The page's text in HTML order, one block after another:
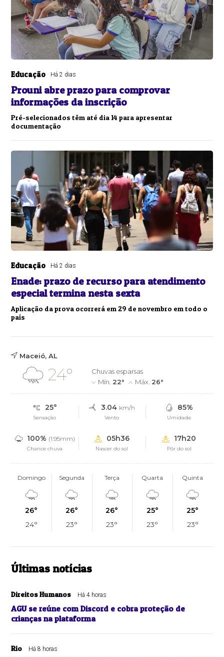
Educação Há 2 dias
Prouni abre prazo para comprovar
informações da inscrição
Pré-selecionados têm até dia 14 para apresentar
documentação
Educação Há 2 dias
Enade: prazo de recurso para atendimento
especial termina nesta sexta
Aplicação da prova ocorrerá em 29 de novembro em todo o
país
Maceió, AL
24°
Chuvas esparsas
Mín. 22° Máx. 26°
25°
Sensação
3.04 km/h
Vento
85%
Umidade
100% (1.95mm)
Chance chuva
05h36
Nascer do sol
17h20
Pôr do sol
Domingo
26°
24°
Segunda
26°
23°
Terça
26°
23°
Quarta
25°
23°
Quinta
25°
23°
Últimas notícias
Direitos Humanos Há 4 horas
AGU se reúne com Discord e cobra proteção de
crianças na plataforma
Rio Há 8 horas